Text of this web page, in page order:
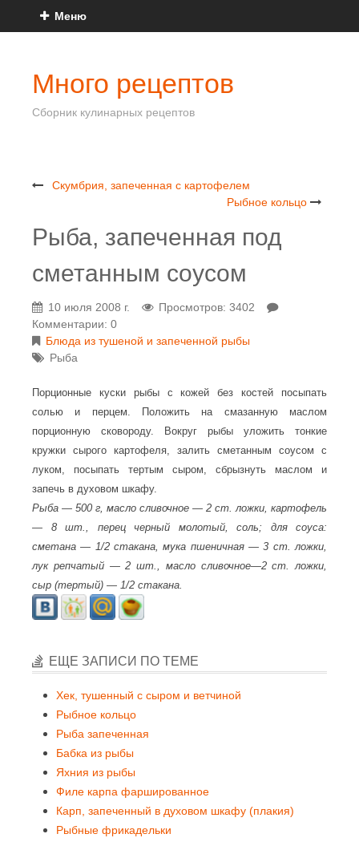
Меню
Много рецептов
Сборник кулинарных рецептов
Скумбрия, запеченная с картофелем
Рыбное кольцо
Рыба, запеченная под
сметанным соусом
10 июля 2008 г.
Просмотров: 3402
Комментарии: 0
Блюда из тушеной и запеченной рыбы
Рыба
Порционные куски рыбы с кожей без костей посыпать
солью и перцем. Положить на смазанную маслом
порционную сковороду. Вокруг рыбы уложить тонкие
кружки сырого картофеля, залить сметанным соусом с
луком, посыпать тертым сыром, сбрызнуть маслом и
запечь в духовом шкафу.
Рыба — 500 г, масло сливочное — 2 ст. ложки, картофель
— 8 шт., перец черный молотый, соль; для соуса:
сметана — 1/2 стакана, мука пшеничная — 3 ст. ложки,
лук репчатый — 2 шт., масло сливочное—2 ст. ложки,
сыр (тертый) — 1/2 стакана.
ЕЩЕ ЗАПИСИ ПО ТЕМЕ
Хек, тушенный с сыром и ветчиной
Рыбное кольцо
Рыба запеченная
Бабка из рыбы
Яхния из рыбы
Филе карпа фаршированное
Карп, запеченный в духовом шкафу (плакия)
Рыбные фрикадельки